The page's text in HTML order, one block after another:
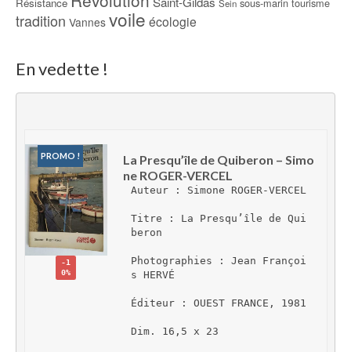
Résistance Sein sous-marin tourisme
tradition Vannes voile écologie
En vedette !
PROMO !
-1
0%
La Presqu’île de Quiberon – Simo
ne ROGER-VERCEL
Auteur : Simone ROGER-VERCEL
Titre : La Presqu’île de Qui
beron
Photographies : Jean Françoi
s HERVÉ
Éditeur : OUEST FRANCE, 1981
Dim. 16,5 x 23